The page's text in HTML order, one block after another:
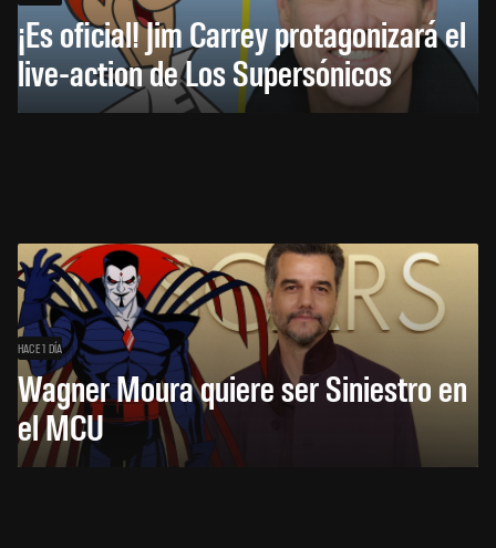
¡Es oficial! Jim Carrey protagonizará el
live-action de Los Supersónicos
HACE 1 DÍA
Wagner Moura quiere ser Siniestro en
el MCU